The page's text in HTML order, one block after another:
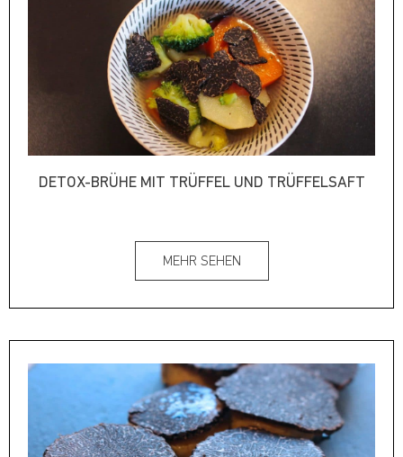
DETOX-BRÜHE MIT TRÜFFEL UND TRÜFFELSAFT
MEHR SEHEN